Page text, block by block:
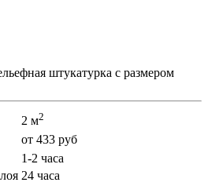
штукатурка с размером
2 м2
от 433 руб
1-2 часа
24 часа